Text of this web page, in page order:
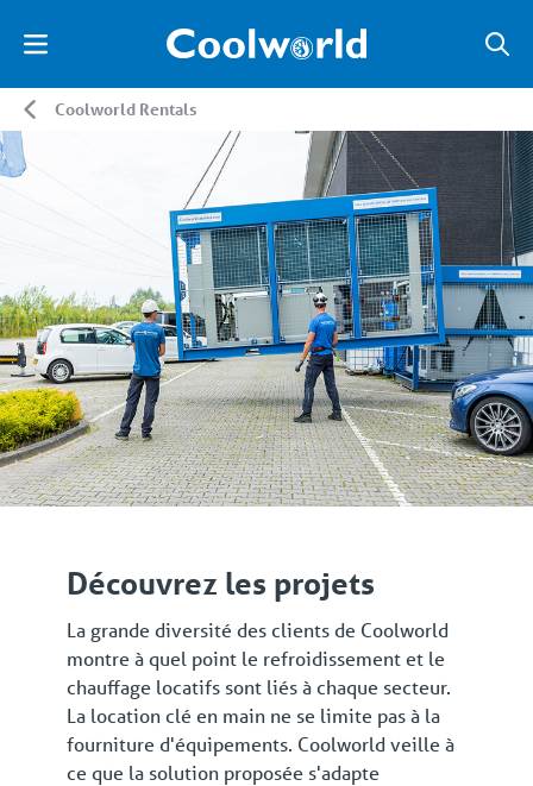
Coolworld Rentals
Découvrez les projets
La grande diversité des clients de Coolworld
montre à quel point le refroidissement et le
chauffage locatifs sont liés à chaque secteur.
La location clé en main ne se limite pas à la
fourniture d'équipements. Coolworld veille à
ce que la solution proposée s'adapte